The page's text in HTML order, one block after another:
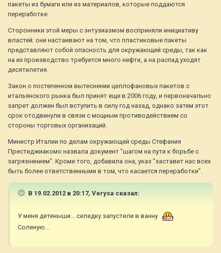
пакеты из бумаги или из материалов, которые поддаются
переработке.
Сторонники этой меры с энтузиазмом восприняли инициативу
властей: они настаивают на том, что пластиковые пакеты
представляют собой опасность для окружающей среды, так как
на их производство требуется много нефти, а на распад уходят
десятилетия.
Закон о постепенном вытеснении целлофановых пакетов с
итальянского рынка был принят еще в 2006 году, и первоначально
запрет должен был вступить в силу год назад, однако затем этот
срок отодвинули в связи с мощным противодействием со
стороны торговых организаций.
Министр Италии по делам окружающей среды Стефания
Престиджиакомо назвала документ "шагом на пути к борьбе с
загрязнением". Кроме того, добавила она, указ "заставит нас всех
быть более ответственными в том, что касается переработки".
В 19.02.2012 в 20:17, Verysa сказал:
У меня детеныши... селедку запустили в ванну
Соленую...